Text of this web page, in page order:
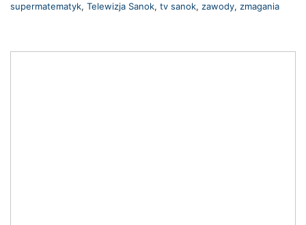
supermatematyk, Telewizja Sanok, tv sanok, zawody, zmagania